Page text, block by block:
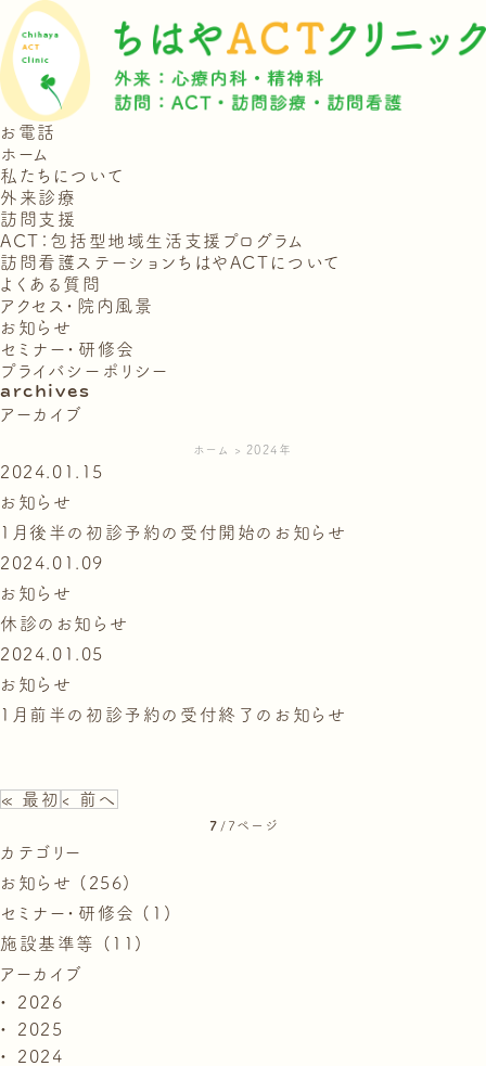
お電話
ホーム
私たちについて
外来診療
訪問支援
ACT：包括型地域生活支援プログラム
訪問看護ステーションちはやACTについて
よくある質問
アクセス・院内風景
お知らせ
セミナー・研修会
プライバシーポリシー
archives
アーカイブ
ホーム 2024年
2024.01.15
お知らせ
1月後半の初診予約の受付開始のお知らせ
2024.01.09
お知らせ
休診のお知らせ
2024.01.05
お知らせ
1月前半の初診予約の受付終了のお知らせ
« 最初 ‹ 前へ
7 /7ページ
カテゴリー
お知らせ (256)
セミナー・研修会 (1)
施設基準等 (11)
アーカイブ
2026
2025
2024